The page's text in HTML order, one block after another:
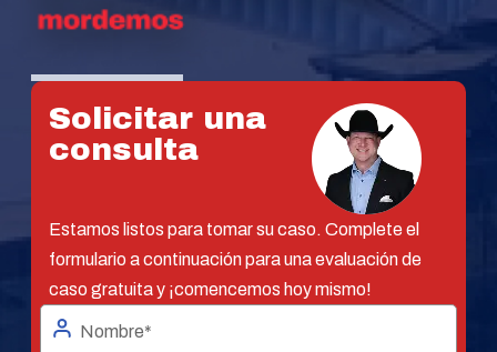
Solicitar una
consulta
Estamos listos para tomar su caso. Complete el
formulario a continuación para una evaluación de
caso gratuita y ¡comencemos hoy mismo!